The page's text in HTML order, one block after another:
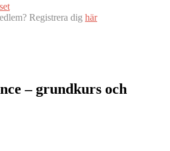
Registrera dig här
– grundkurs och